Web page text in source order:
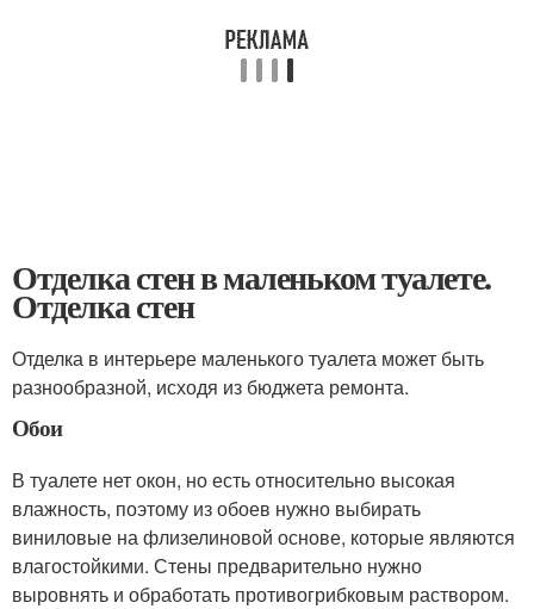
Отделка стен в маленьком туалете.
Отделка стен
Отделка в интерьере маленького туалета может быть
разнообразной, исходя из бюджета ремонта.
Обои
В туалете нет окон, но есть относительно высокая
влажность, поэтому из обоев нужно выбирать
виниловые на флизелиновой основе, которые являются
влагостойкими. Стены предварительно нужно
выровнять и обработать противогрибковым раствором.